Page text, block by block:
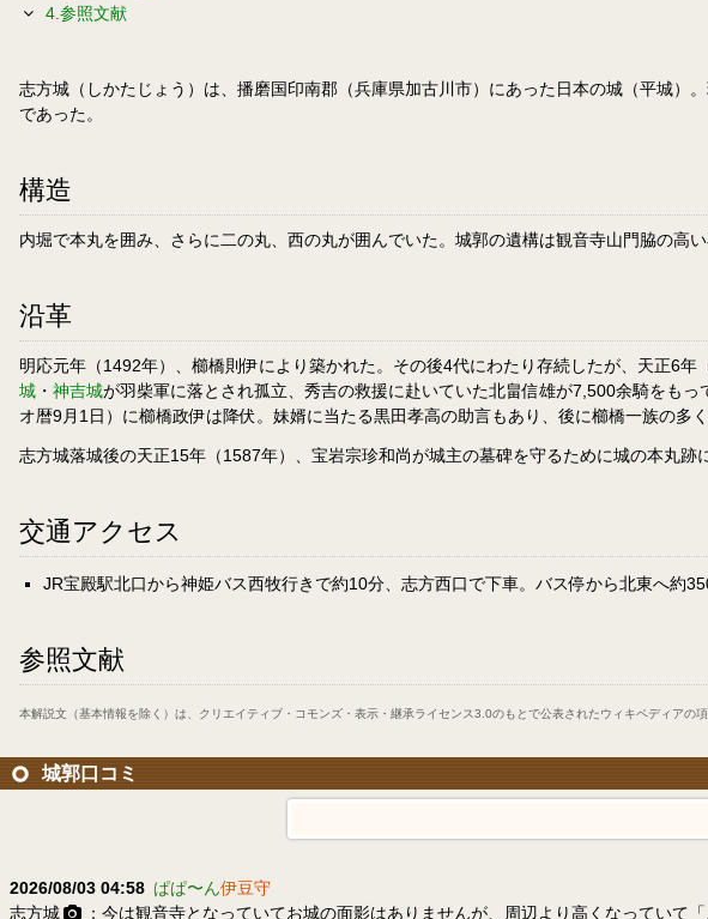
4.参照文献
志方城（しかたじょう）は、播磨国印南郡（兵庫県加古川市）にあった日本の城（平城
であった。
構造
内堀で本丸を囲み、さらに二の丸、西の丸が囲んでいた。城郭の遺構は観音寺山門脇の高
沿革
明応元年（1492年）、櫛橋則伊により築かれた。その後4代にわたり存続したが、天正6
城 ・ 神吉城が羽柴軍に落とされ孤立、秀吉の救援に赴いていた北畠信雄が7,500余騎をも
オ暦9月1日）に櫛橋政伊は降伏。妹婿に当たる黒田孝高の助言もあり、後に櫛橋一族の多
志方城落城後の天正15年（1587年）、宝岩宗珍和尚が城主の墓碑を守るために城の本丸跡
交通アクセス
JR宝殿駅北口から神姫バス西牧行きで約10分、志方西口で下車。バス停から北東へ約
参照文献
本解説文（基本情報を除く）は、 クリエイティブ・コモンズ・表示・継承ライセンス3.0のもとで公表されたウィキペディアの項
城郭口コミ
2026/08/03 04:58 ぱぱ〜ん伊豆守
志方城
：今は観音寺となっていてお城の面影はありませんが、周辺より高くなっていて